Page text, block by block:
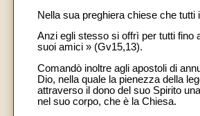
Nella sua preghiera chiese che
Anzi egli stesso si offrì per tutti fino
suoi amici » (Gv15,13).
Comandò inoltre agli apostoli di
Dio, nella quale la pienezza della
attraverso il dono del suo Spirito
nel suo corpo, che è la Chiesa.